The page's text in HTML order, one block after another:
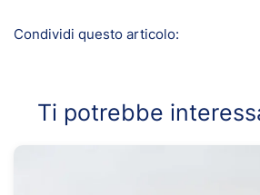
Condividi questo articolo:
Ti potrebbe